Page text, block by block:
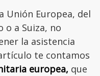
Unión Europea, del
o a Suiza, no
la asistencia
te contamos
europea, que